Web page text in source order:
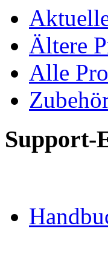
Ältere
Alle
Support-